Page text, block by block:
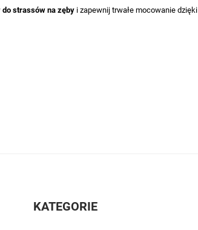
do strassów na zęby i zapewnij trwałe mocowanie dzięki
KATEGORIE